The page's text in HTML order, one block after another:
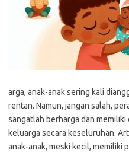
arga, anak-anak sering kali
rentan. Namun, jangan salah,
sangatlah berharga dan
keluarga secara keseluruhan.
anak-anak, meski kecil, memiliki